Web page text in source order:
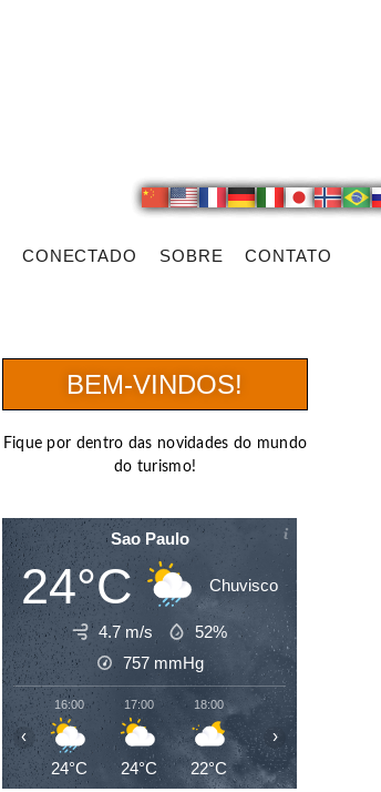
CONECTADO SOBRE CONTATO
BEM-VINDOS!
Fique por dentro das novidades do mundo
do turismo!
Sao Paulo
24°C Chuvisco
4.7 m/s
52%
757 mmHg
16:00
24°C
17:00
24°C
18:00
22°C
19:00
21°C
‹ ›